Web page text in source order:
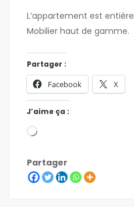
L’appartement est
Mobilier haut de gamme.
Partager :
Facebook X
J’aime ça :
Partager